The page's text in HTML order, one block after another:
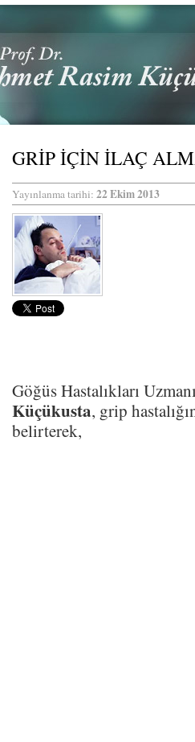
GRİP İÇİN İLAÇ
Yayınlanma tarihi: 22 Ekim 2013
Göğüs Hastalıkları
Küçükusta, grip
belirterek,